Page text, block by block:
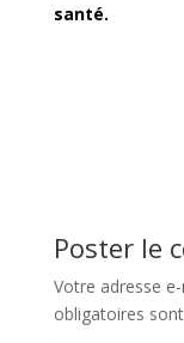
santé.
Poster le
Votre adresse
obligatoires